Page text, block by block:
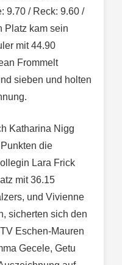
9.70 / Reck: 9.60 /
Platz kam sein
mit 44.90
Frommelt
sieben und holten
Katharina Nigg
die
Lara Frick
mit 36.15
und Vivienne
sicherten sich den
Eschen-Mauren
Gecele, Getu